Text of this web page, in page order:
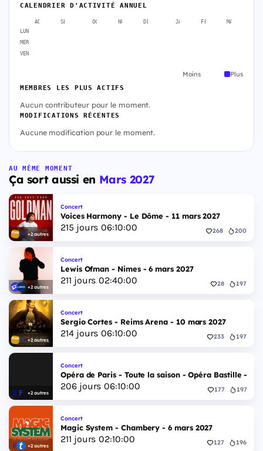
CALENDRIER D'ACTIVITÉ ANNUEL
AOÛT SEPT. OCT. NOV. DÉC. JANV. FÉVR. MARS
LUN
MER
VEN
Moins Plus
MEMBRES LES PLUS ACTIFS
Aucun contributeur pour le moment.
MODIFICATIONS RÉCENTES
Aucune modification pour le moment.
AU MÊME MOMENT
Ça sort aussi en Mars 2027
+2 autres
Concert
Voices Harmony - Le Dôme - 11 mars 2027
215 jours 06:09:59 268 200
+2 autres
Concert
Lewis Ofman - Nimes - 6 mars 2027
211 jours 02:39:59 28 197
+2 autres
Concert
Sergio Cortes - Reims Arena - 10 mars 2027
214jours 06:09:59 233 197
+2 autres
Concert
Opéra de Paris - Toute la saison - Opéra Bastille - 2
206jours 06:09:59 177 197
+2 autres
Concert
Magic System - Chambery - 6 mars 2027
211 jours 02:09:59 127 196